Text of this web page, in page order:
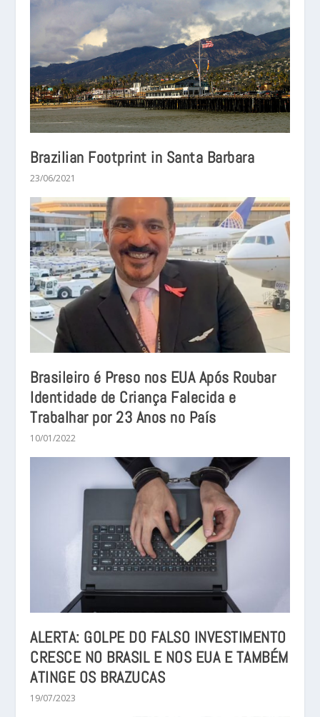
Brazilian Footprint in Santa Barbara
23/06/2021
Brasileiro é Preso nos EUA Após Roubar
Identidade de Criança Falecida e
Trabalhar por 23 Anos no País
10/01/2022
ALERTA: GOLPE DO FALSO INVESTIMENTO
CRESCE NO BRASIL E NOS EUA E TAMBÉM
ATINGE OS BRAZUCAS
19/07/2023